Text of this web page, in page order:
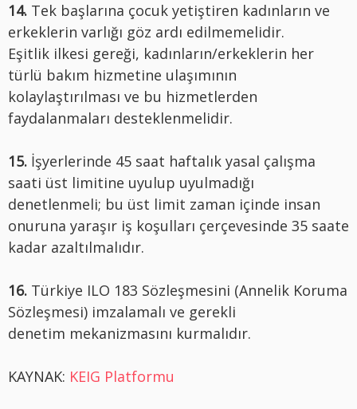
14. Tek başlarına çocuk yetiştiren kadınların ve
erkeklerin varlığı göz ardı edilmemelidir.
Eşitlik ilkesi gereği, kadınların/erkeklerin her
türlü bakım hizmetine ulaşımının
kolaylaştırılması ve bu hizmetlerden
faydalanmaları desteklenmelidir.
15. İşyerlerinde 45 saat haftalık yasal çalışma
saati üst limitine uyulup uyulmadığı
denetlenmeli; bu üst limit zaman içinde insan
onuruna yaraşır iş koşulları çerçevesinde 35 saate
kadar azaltılmalıdır.
16. Türkiye ILO 183 Sözleşmesini (Annelik Koruma
Sözleşmesi) imzalamalı ve gerekli
denetim mekanizmasını kurmalıdır.
KAYNAK: KEIG Platformu